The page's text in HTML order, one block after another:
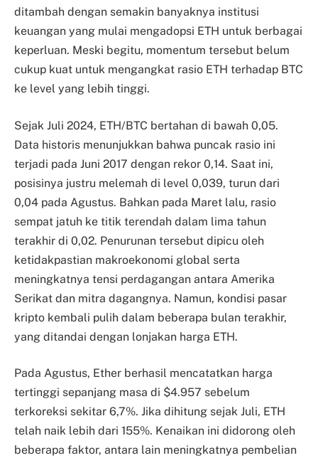
ditambah dengan semakin banyaknya institusi
keuangan yang mulai mengadopsi ETH untuk berbagai
keperluan. Meski begitu, momentum tersebut belum
cukup kuat untuk mengangkat rasio ETH terhadap BTC
ke level yang lebih tinggi.
Sejak Juli 2024, ETH/BTC bertahan di bawah 0,05.
Data historis menunjukkan bahwa puncak rasio ini
terjadi pada Juni 2017 dengan rekor 0,14. Saat ini,
posisinya justru melemah di level 0,039, turun dari
0,04 pada Agustus. Bahkan pada Maret lalu, rasio
sempat jatuh ke titik terendah dalam lima tahun
terakhir di 0,02. Penurunan tersebut dipicu oleh
ketidakpastian makroekonomi global serta
meningkatnya tensi perdagangan antara Amerika
Serikat dan mitra dagangnya. Namun, kondisi pasar
kripto kembali pulih dalam beberapa bulan terakhir,
yang ditandai dengan lonjakan harga ETH.
Pada Agustus, Ether berhasil mencatatkan harga
tertinggi sepanjang masa di $4.957 sebelum
terkoreksi sekitar 6,7%. Jika dihitung sejak Juli, ETH
telah naik lebih dari 155%. Kenaikan ini didorong oleh
beberapa faktor, antara lain meningkatnya pembelian